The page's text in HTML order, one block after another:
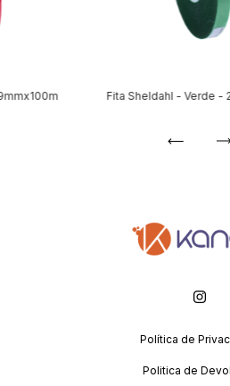
Fita Sheldahl - Verde -
Política de
Politica de